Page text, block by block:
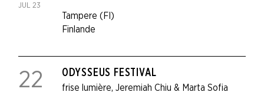
JUL 23
Tampere (FI)
Finlande
22 frise lumière, Jeremiah Chiu & Marta Sofia
ODYSSEUS FESTIVAL